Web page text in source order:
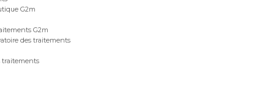
G2m
G2m
des traitements
traitements